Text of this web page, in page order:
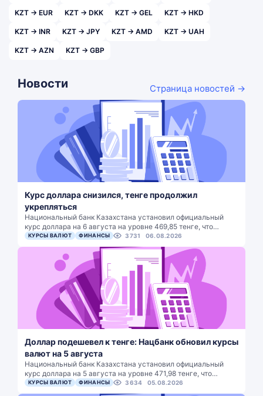
KZT → EUR KZT → DKK KZT → GEL KZT → HKD
KZT → INR KZT → JPY KZT → AMD KZT → UAH
KZT → AZN KZT → GBP
Новости Страница новостей →
Курс доллара снизился, тенге продолжил
укрепляться
Национальный банк Казахстана установил официальный
курс доллара на 6 августа на уровне 469,85 тенге, что…
КУРСЫ ВАЛЮТ ФИНАНСЫ 3731 06.08.2026
Доллар подешевел к тенге: Нацбанк обновил курсы
валют на 5 августа
Национальный банк Казахстана установил официальный
курс доллара на 5 августа на уровне 471,98 тенге, что…
КУРСЫ ВАЛЮТ ФИНАНСЫ 3634 05.08.2026